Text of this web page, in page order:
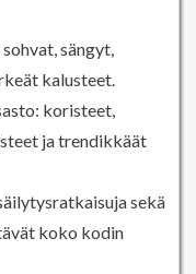
sängyt,
kalusteet.
koristeet,
ja trendikkäät
sekä
koko kodin